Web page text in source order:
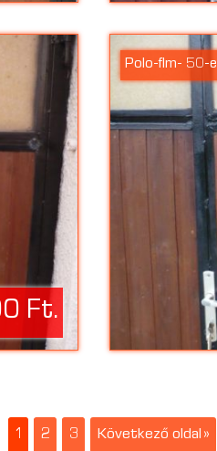
Ft.
Polo-flm- 50-
1 2 3 Következő oldal »